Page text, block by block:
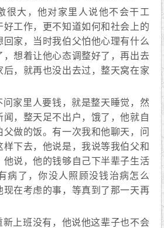
很大，他对家里人说他不会干工
好工作，更不知道如何和社会上的
回家，当时我伯父怕他心理有什么
，想着让他心态调整好了，再出去
后，就再也没出去过，整天窝在家
问家里人要钱，就是整天睡觉，然
闻，整天足不出户，饿了，他就自
父做的饭。有一次我和他聊天，问
下去，他说是，我说等我伯父和
他说，他的钱够自己下半辈子生活
病了，你没人照顾没钱治病怎么
现在考虑的事，等真到了那一天再
新上班没有，他说他这辈子也不会